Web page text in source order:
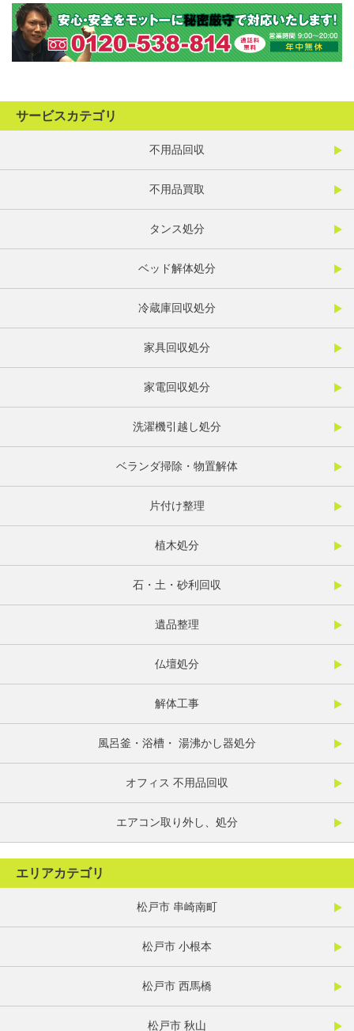
サービスカテゴリ
不用品回収
不用品買取
タンス処分
ベッド解体処分
冷蔵庫回収処分
家具回収処分
家電回収処分
洗濯機引越し処分
ベランダ掃除・物置解体
片付け整理
植木処分
石・土・砂利回収
遺品整理
仏壇処分
解体工事
風呂釜・浴槽・ 湯沸かし器処分
オフィス 不用品回収
エアコン取り外し、処分
エリアカテゴリ
松戸市 串崎南町
松戸市 小根本
松戸市 西馬橋
松戸市 秋山